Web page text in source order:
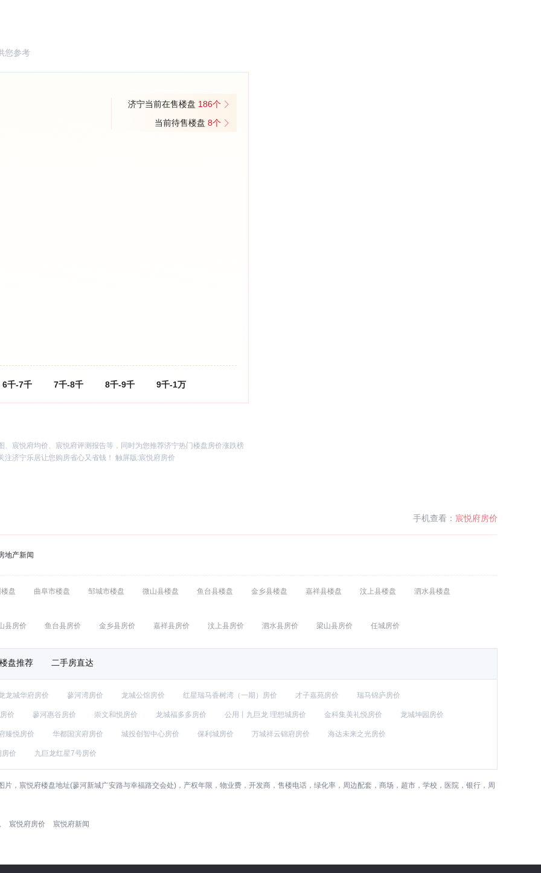
您参考
济宁当前在售楼盘 186个
当前待售楼盘 8个
6千-7千 7千-8千 8千-9千 9千-1万
宸悦府均价、宸悦府评测报告等，同时为您推荐济宁热门楼盘房价涨跌榜
济宁乐居让您购房省心又省钱！ 触屏版:宸悦府房价
手机查看： 宸悦府房价
地产新闻
盘 曲阜市楼盘 邹城市楼盘 微山县楼盘 鱼台县楼盘 金乡县楼盘 嘉祥县楼盘 汶上县楼盘 泗水县楼盘
县房价 鱼台县房价 金乡县房价 嘉祥县房价 汶上县房价 泗水县房价 梁山县房价 任城房价
楼盘推荐 二手房直达
龙城华府房价 蓼河湾房价 龙城公馆房价 红星瑞马香树湾（一期）房价 才子嘉苑房价 瑞马锦庐房价
价 蓼河惠谷房价 崇文和悦房价 龙城福多多房价 公用丨九巨龙 理想城房价 金科集美礼悦房价 龙城坤园房价
臻悦房价 华都国滨府房价 城投创智中心房价 保利城房价 万城祥云锦府房价 海达未来之光房价
价 九巨龙红星7号房价
，宸悦府楼盘地址(蓼河新城广安路与幸福路交会处)，产权年限，物业费，开发商，售楼电话，绿化率，周边配套，商场，超市，学校，医院，银行，周
宸悦府房价 宸悦府新闻